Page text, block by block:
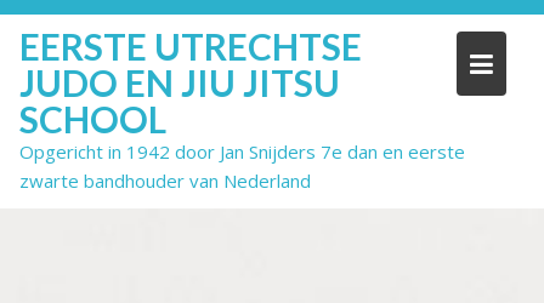
Skip
content
EERSTE UTRECHTSE
JUDO EN JIU JITSU
SCHOOL
Opgericht in 1942 door Jan Snijders 7e dan en eerste
zwarte bandhouder van Nederland